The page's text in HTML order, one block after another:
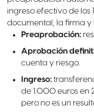
ingreso efectivo de
documental, la firma
Preaprobación:
Aprobación
cuenta y riesgo.
Ingreso:
de 1.000 euros en
pero no es un